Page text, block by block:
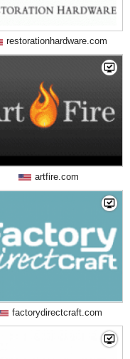
restorationhardware.com
artfire.com
factorydirectcraft.com